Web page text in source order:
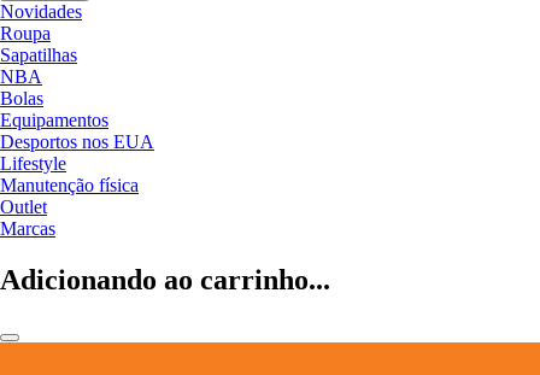
Novidades
Roupa
Sapatilhas
NBA
Bolas
Equipamentos
Desportos nos EUA
Lifestyle
Manutenção física
Outlet
Marcas
Adicionando ao carrinho...